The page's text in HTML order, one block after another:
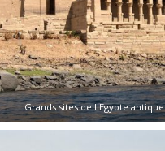
Grands sites de l'Egypte antique